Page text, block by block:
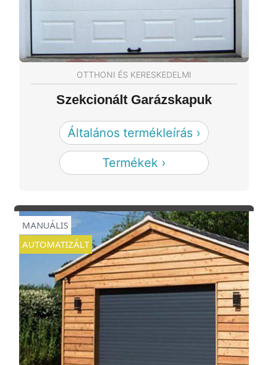
OTTHONI ÉS KERESKEDELMI
Szekcionált Garázskapuk
Általános termékleírás ›
Termékek ›
MANUÁLIS
AUTOMATIZÁLT